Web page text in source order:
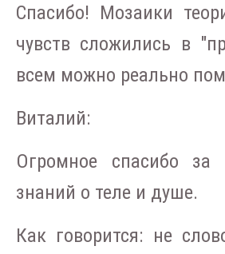
Спасибо! Мозаики
чувств сложились в
всем можно реально
Виталий:
Огромное спасибо
знаний о теле и душе.
Как говорится: не